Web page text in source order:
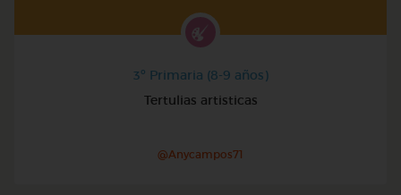
3º Primaria (8-9 años)
Tertulias artisticas
@Anycampos71